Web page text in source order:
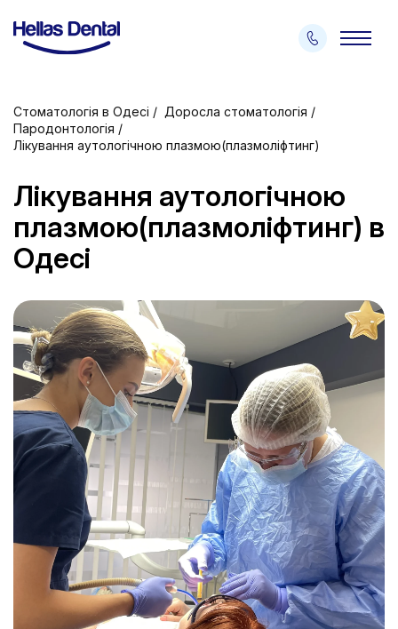
Стоматологія в Одесі
Доросла стоматологія
Пародонтологія
Лікування аутологічною плазмою(плазмоліфтинг)
Лікування аутологічною
плазмою(плазмоліфтинг) в
Одесі